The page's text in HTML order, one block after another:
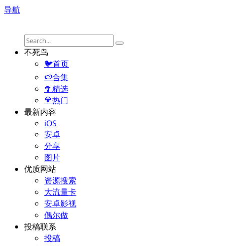
导航
不死鸟
🐦首页
🍉合集
🥦精选
🍭热门
最新内容
iOS
安卓
分享
图片
优质网站
资源搜索
大流量卡
安卓影视
偶尔做
投稿联系
投稿